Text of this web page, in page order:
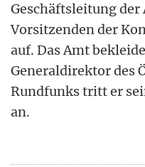
Geschäftsleitung der
Vorsitzenden der
auf. Das Amt
Generaldirektor des
Rundfunks tritt er
an.